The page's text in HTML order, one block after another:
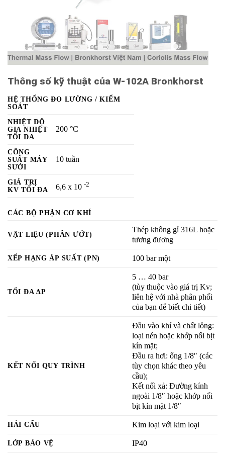
Thông số kỹ thuật của W-102A Bronkhorst
HỆ THỐNG ĐO LƯỜNG / KIỂM
SOÁT
NHIỆT ĐỘ
GIA NHIỆT
TỐI ĐA
200 °C
CÔNG
SUẤT MÁY
SƯỞI
10 tuần
GIÁ TRỊ
KV TỐI ĐA
6,6 x 10 -2
CÁC BỘ PHẬN CƠ KHÍ
VẬT LIỆU (PHẦN ƯỚT)
Thép không gỉ 316L hoặc
tương đương
XẾP HẠNG ÁP SUẤT (PN) 100 bar một
TỐI ĐA ΔP
5 … 40 bar
(tùy thuộc vào giá trị Kv;
liên hệ với nhà phân phối
của bạn để biết chi tiết)
KẾT NỐI QUY TRÌNH
Đầu vào khí và chất lỏng:
loại nén hoặc khớp nối bịt
kín mặt;
Đầu ra hơi: ống 1/8″ (các
tùy chọn khác theo yêu
cầu);
Kết nối xả: Đường kính
ngoài 1/8″ hoặc khớp nối
bịt kín mặt 1/8″
HẢI CẨU Kim loại với kim loại
LỚP BẢO VỆ IP40